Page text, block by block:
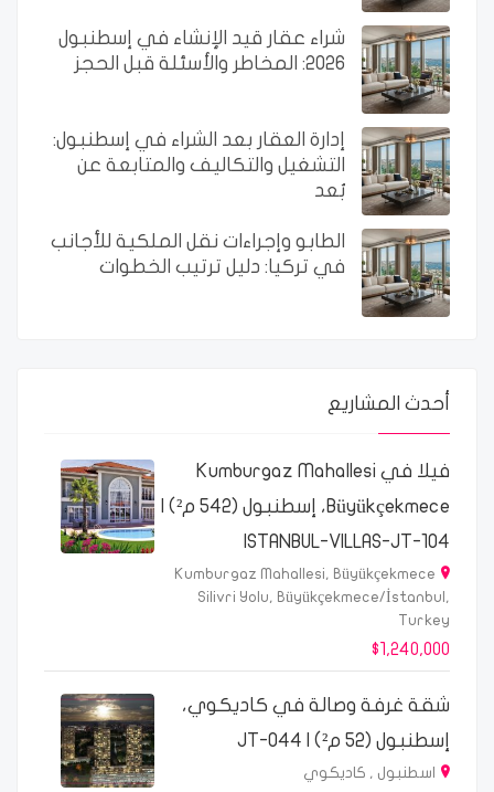
شراء عقار قيد الإنشاء في إسطنبول
2026: المخاطر والأسئلة قبل الحجز
إدارة العقار بعد الشراء في إسطنبول:
التشغيل والتكاليف والمتابعة عن
بُعد
الطابو وإجراءات نقل الملكية للأجانب
في تركيا: دليل ترتيب الخطوات
أحدث المشاريع
فيلا في Kumburgaz Mahallesi
Büyükçekmece، إسطنبول (542 م²) |
ISTANBUL-VILLAS-JT-104
Kumburgaz Mahallesi, Büyükçekmece
Silivri Yolu, Büyükçekmece/İstanbul,
Turkey
$1,240,000
شقة غرفة وصالة في كاديكوي،
إسطنبول (52 م²) | JT-044
اسطنبول , كاديكوي